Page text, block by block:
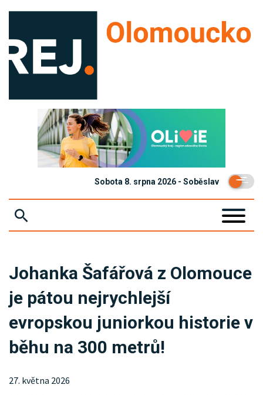
Sobota 8. srpna 2026 - Soběslav
KRIMI
SPORT
KULTURA
SPOLEČNOST
HISTORIE
Johanka Šafářová z Olomouce
je pátou nejrychlejší
evropskou juniorkou historie v
běhu na 300 metrů!
27. května 2026